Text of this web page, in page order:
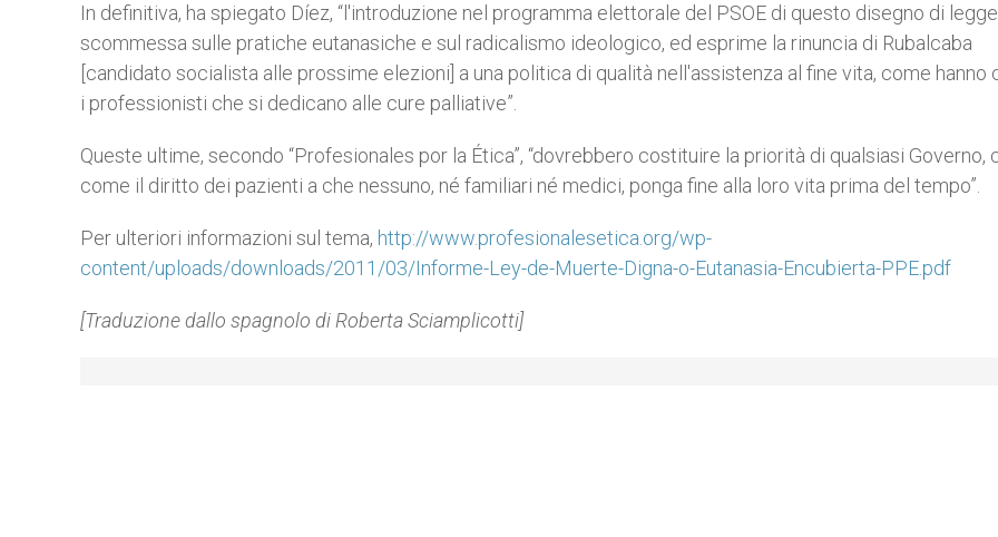
In definitiva, ha spiegato Díez, “l'introduzione nel programma elettorale del PSOE di questo disegno di
scommessa sulle pratiche eutanasiche e sul radicalismo ideologico, ed esprime la rinuncia di Rubalcaba
[candidato socialista alle prossime elezioni] a una politica di qualità nell'assistenza al fine vita, come hanno
i professionisti che si dedicano alle cure palliative”.
Queste ultime, secondo “Profesionales por la Ética”, “dovrebbero costituire la priorità di qualsiasi Governo,
come il diritto dei pazienti a che nessuno, né familiari né medici, ponga fine alla loro vita prima del tempo”.
Per ulteriori informazioni sul tema, http://www.profesionalesetica.org/wp-
content/uploads/downloads/2011/03/Informe-Ley-de-Muerte-Digna-o-Eutanasia-Encubierta-PPE.pdf
[Traduzione dallo spagnolo di Roberta Sciamplicotti]